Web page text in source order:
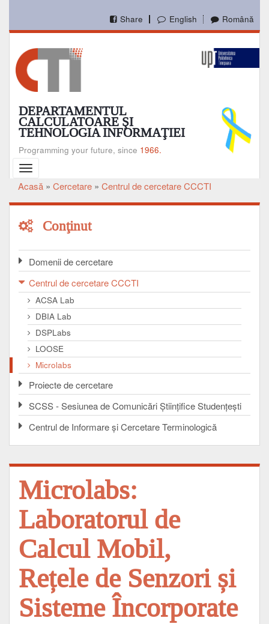
conţinutul
English Română
Share
DEPARTAMENTUL
CALCULATOARE ŞI
TEHNOLOGIA INFORMAŢIEI
Programming your future, since 1966.
Toggle
navigation
Breadcrumb
Acasă Cercetare Centrul de cercetare CCCTI
Conţinut
Domenii de cercetare
Centrul de cercetare CCCTI
ACSA Lab
DBIA Lab
DSPLabs
LOOSE
Microlabs
Proiecte de cercetare
SCSS - Sesiunea de Comunicări Ştiinţifice Studenţeşti
Centrul de Informare şi Cercetare Terminologică
Microlabs:
Laboratorul de
Calcul Mobil,
Rețele de Senzori și
Sisteme Încorporate